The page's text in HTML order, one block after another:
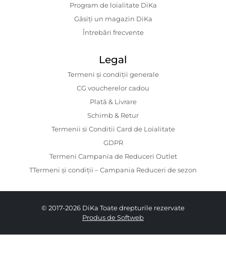
Program de loialitate DiKa
Găsiți un magazin DiKa
Întrebări frecvente
Legal
Termeni și condiții generale
CG voucherelor cadou
Plată & Livrare
Schimb & Retur
Termenii si Conditii Card de Loialitate
GDPR
Termeni Campania de Reduceri Outlet
TTermeni și condiții – Campania Reduceri de sezon
© 2017-2026 DiKa Toate drepturile rezervate
Produs de Softweb